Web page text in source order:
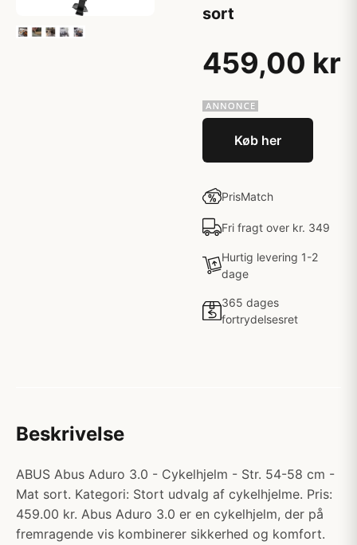
sort
459,00 kr
Køb her
PrisMatch
Fri fragt over kr. 349
Hurtig levering 1-2
dage
365 dages
fortrydelsesret
Beskrivelse
ABUS Abus Aduro 3.0 - Cykelhjelm - Str. 54-58 cm -
Mat sort. Kategori: Stort udvalg af cykelhjelme. Pris:
459.00 kr. Abus Aduro 3.0 er en cykelhjelm, der på
fremragende vis kombinerer sikkerhed og komfort.